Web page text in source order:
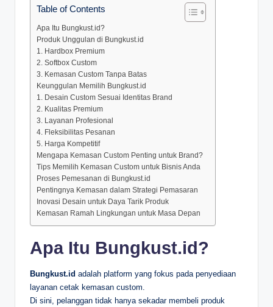
Table of Contents
Apa Itu Bungkust.id?
Produk Unggulan di Bungkust.id
1. Hardbox Premium
2. Softbox Custom
3. Kemasan Custom Tanpa Batas
Keunggulan Memilih Bungkust.id
1. Desain Custom Sesuai Identitas Brand
2. Kualitas Premium
3. Layanan Profesional
4. Fleksibilitas Pesanan
5. Harga Kompetitif
Mengapa Kemasan Custom Penting untuk Brand?
Tips Memilih Kemasan Custom untuk Bisnis Anda
Proses Pemesanan di Bungkust.id
Pentingnya Kemasan dalam Strategi Pemasaran
Inovasi Desain untuk Daya Tarik Produk
Kemasan Ramah Lingkungan untuk Masa Depan
Apa Itu Bungkust.id?
Bungkust.id adalah platform yang fokus pada penyediaan
layanan cetak kemasan custom.
Di sini, pelanggan tidak hanya sekadar membeli produk